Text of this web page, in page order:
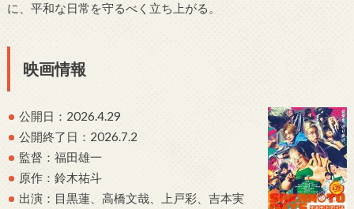
に、平和な日常を守るべく立ち上がる。
映画情報
公開日：2026.4.29
公開終了日：2026.7.2
監督：福田雄一
原作：鈴木祐斗
出演：目黒蓮、高橋文哉、上戸彩、吉本実